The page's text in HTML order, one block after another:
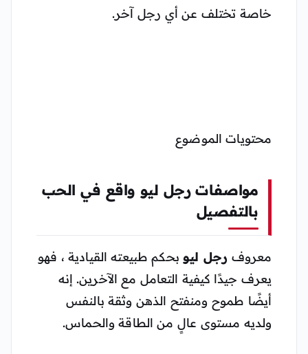
خاصة تختلف عن أي رجل آخر.
محتويات الموضوع
مواصفات رجل ليو واقع في الحب
بالتفصيل
معروف رجل ليوبحكم طبيعته القيادية ، فهو
يعرف جيدًا كيفية التعامل مع الآخرين. إنه
أيضًا طموح ومنفتح الذهن وثقة بالنفس
ولديه مستوى عالٍ من الطاقة والحماس.